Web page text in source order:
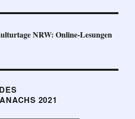
NRW: Online-Lesungen
2021